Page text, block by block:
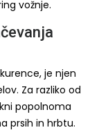
vožnje.
je njen
Za razliko od
popolnoma
prsih in hrbtu.